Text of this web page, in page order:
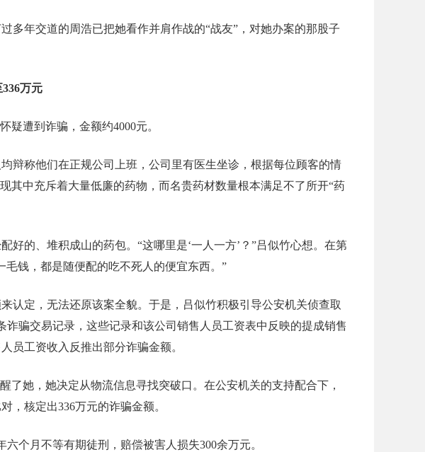
多年交道的周浩已把她看作并肩作战的“战友”，对她办案的那股子
万元
疑遭到诈骗，金额约4000元。
辩称他们在正规公司上班，公司里有医生坐诊，根据每位顾客的情
其中充斥着大量低廉的药物，而名贵药材数量根本满足不了所开“药
的、堆积成山的药包。“这哪里是‘一人一方’？”吕似竹心想。在第
钱，都是随便配的吃不死人的便宜东西。”
认定，无法还原该案全貌。于是，吕似竹积极引导公安机关侦查取
骗交易记录，这些记录和该公司销售人员工资表中反映的提成销售
员工资收入反推出部分诈骗金额。
她，她决定从物流信息寻找突破口。在公安机关的支持配合下，
，核定出336万元的诈骗金额。
个月不等有期徒刑，赔偿被害人损失300余万元。